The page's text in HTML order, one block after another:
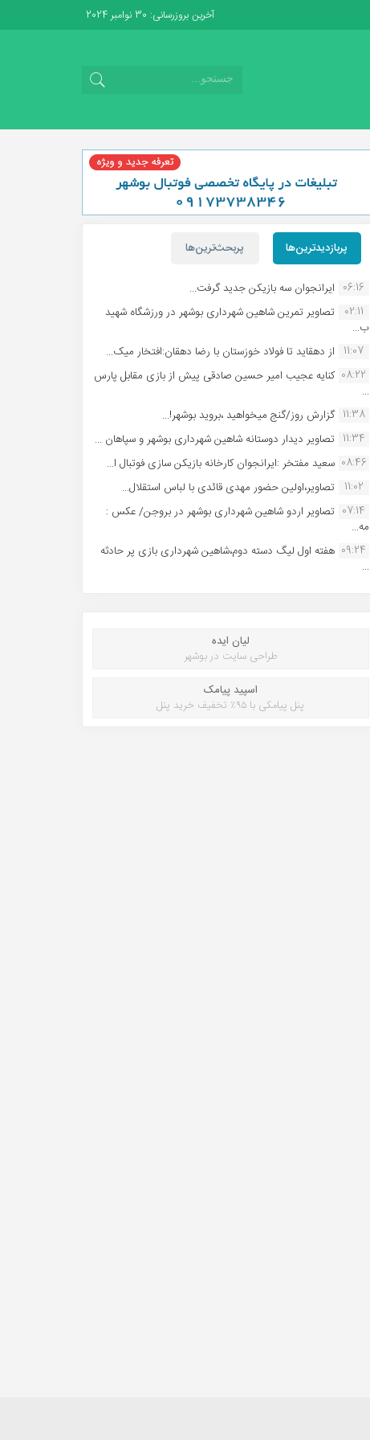
آخرین بروزرسانی: 30 نوامبر 2024
پربازدیدترین‌ها پربحث‌ترین‌ها
06:16 ایرانجوان سه بازیکن جدید گرفت...
02:11
تصاویر تمرین شاهین شهردارى بوشهر در ورزشگاه شهید
ب...
11:07 از دهقاید تا فولاد خوزستان با رضا دهقان:افتخار میک...
08:22 کنایه عجیب امیر حسین صادقی پیش از بازی مقابل پارس
...
11:38 گزارش روز/گنج میخواهید ،بروید بوشهر!...
11:34 تصاویر دیدار دوستانه شاهین شهردارى بوشهر و سپاهان ...
08:46 سعید مفتخر :ایرانجوان کارخانه بازیکن سازی فوتبال ا...
11:02
تصاویر،اولین حضور مهدی قائدی با لباس استقلال...
07:14 تصاویر اردو شاهین شهرداری بوشهر در بروجن/ عکس :
مه...
09:24 هفته اول لیگ دسته دوم،شاهین شهرداری بازی پر حادثه
...
لیان ایده
طراحی سایت در بوشهر
اسپید پیامک
پنل پیامکی با ۹۵٪ تخفیف خرید پنل